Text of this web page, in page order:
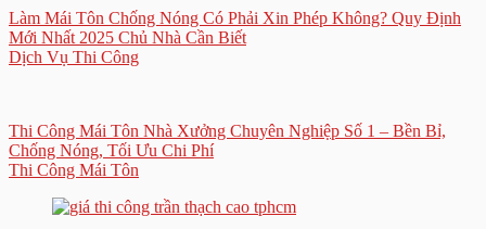
Làm Mái Tôn Chống Nóng Có Phải Xin Phép Không? Quy Định
Mới Nhất 2025 Chủ Nhà Cần Biết
Dịch Vụ Thi Công
Thi Công Mái Tôn Nhà Xưởng Chuyên Nghiệp Số 1 – Bền Bỉ,
Chống Nóng, Tối Ưu Chi Phí
Thi Công Mái Tôn